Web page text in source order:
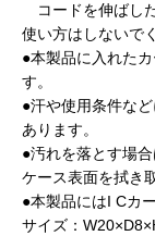
コードを伸ばし
使い方はしないで
●本製品に入れた
す。
●汗や使用条件な
あります。
●汚れを落とす場
ケース表面を拭き
●本製品にはI Cカ
サイズ：